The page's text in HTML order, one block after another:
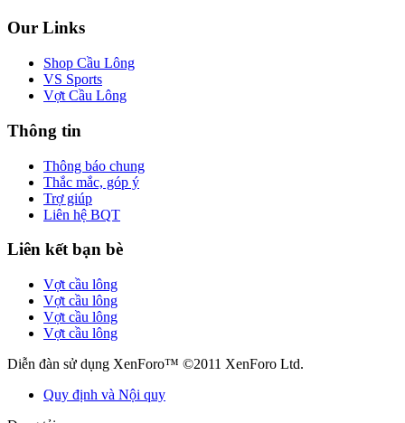
Our Links
Shop Cầu Lông
VS Sports
Vợt Cầu Lông
Thông tin
Thông báo chung
Thắc mắc, góp ý
Trợ giúp
Liên hệ BQT
Liên kết bạn bè
Vợt cầu lông
Vợt cầu lông
Vợt cầu lông
Vợt cầu lông
Diễn đàn sử dụng XenForo™ ©2011 XenForo Ltd.
Quy định và Nội quy